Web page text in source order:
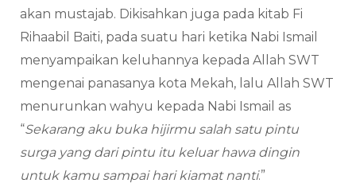
akan mustajab. Dikisahkan juga pada kitab Fi
Rihaabil Baiti, pada suatu hari ketika Nabi Ismail
menyampaikan keluhannya kepada Allah SWT
mengenai panasanya kota Mekah, lalu Allah SWT
menurunkan wahyu kepada Nabi Ismail as
“Sekarang aku buka hijirmu salah satu pintu
surga yang dari pintu itu keluar hawa dingin
untuk kamu sampai hari kiamat nanti.”